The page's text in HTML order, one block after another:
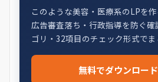
このような美容・医療系のLPを作
広告審査落ち・行政指導を防ぐ
ゴリ・32項目のチェック形式でま
無料でダウンロー